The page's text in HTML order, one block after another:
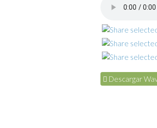
Descargar